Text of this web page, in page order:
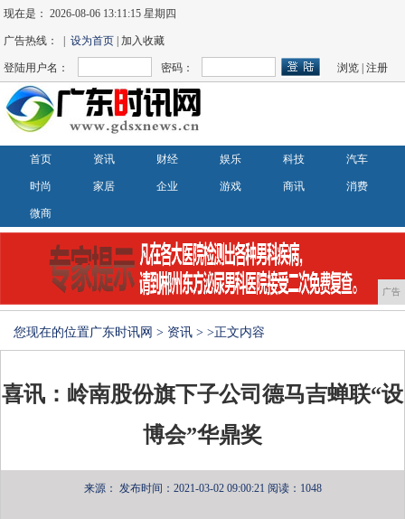
现在是：2026-08-06 13:11:15 星期四
广告热线： |设为首页 | 加入收藏
登陆用户名： 密码： 浏览 |注册
首页 资讯 财经 娱乐 科技 汽车
时尚 家居 企业 游戏 商讯 消费
微商
广告
您现在的位置广东时讯网 > 资讯 > >正文内容
喜讯：岭南股份旗下子公司德马吉蝉联“设
博会”华鼎奖
来源： 发布时间：2021-03-02 09:00:21 阅读：1048